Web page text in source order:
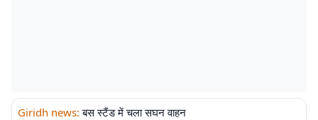
Giridh news: बस स्टैंड में चला सघन वाहन